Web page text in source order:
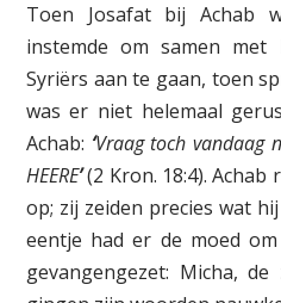
Toen Josafat bij Achab
instemde om samen
Syriërs aan te gaan, toen
was er niet helemaal
Achab: ‘Vraag toch vandaag
HEERE’(2 Kron. 18:4).
op; zij zeiden precies wat
eentje had er de moed
gevangengezet: Micha,